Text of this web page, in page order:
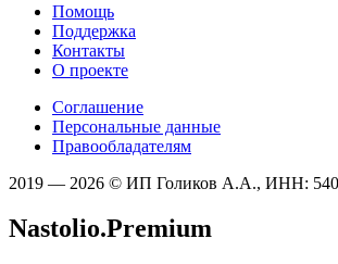
Помощь
Поддержка
Контакты
О проекте
Соглашение
Персональные данные
Правообладателям
2019 — 2026 © ИП Голиков А.А., ИНН:
Nastolio.Premium